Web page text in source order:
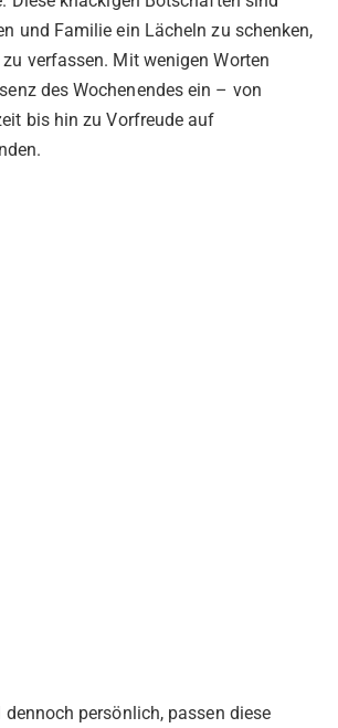
und Familie ein Lächeln zu schenken,
verfassen. Mit wenigen Worten
des Wochenendes ein – von
bis hin zu Vorfreude auf
persönlich, passen diese